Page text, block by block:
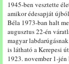
1945-ben vesztette
amikor édesapját
Béla 1973-ban halt
augusztus 22-én
magyar
is látható a Kerepesi
1923. november 1-